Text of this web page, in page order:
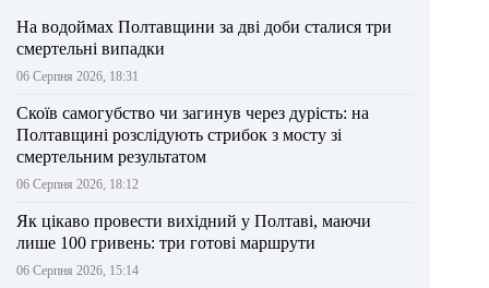
На водоймах Полтавщини за дві доби сталися три
смертельні випадки
06 Серпня 2026, 18:31
Скоїв самогубство чи загинув через дурість: на
Полтавщині розслідують стрибок з мосту зі
смертельним результатом
06 Серпня 2026, 18:12
Як цікаво провести вихідний у Полтаві, маючи
лише 100 гривень: три готові маршрути
06 Серпня 2026, 15:14